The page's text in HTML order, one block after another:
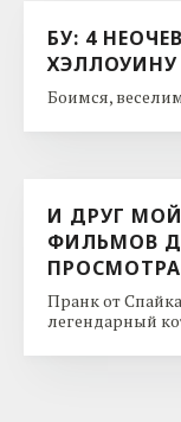
БУ: 4
ХЭЛЛОУИНУ
Боимся,
И ДРУГ
ФИЛЬМОВ
ПРОСМОТРА
Пранк от
легендарный